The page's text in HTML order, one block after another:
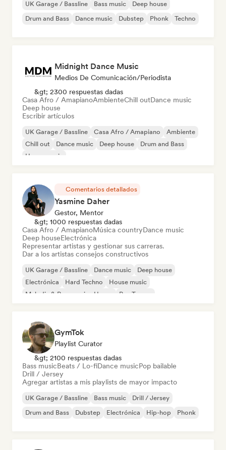
UK Garage / Bassline Bass music
Deep house
Drum and Bass
Dance music Dubstep Phonk Techno
Midnight Dance Music
Medios De Comunicación/Periodista
&gt; 2300 respuestas dadas
Casa Afro / AmapianoAmbienteChill outDance music
Deep house
Escribir artículos
UK Garage / Bassline Casa Afro / Amapiano
Ambiente
Chill out
Dance music Deep house
Drum and Bass
House music
Comentarios detallados
Yasmine Daher
Gestor, Mentor
&gt; 1000 respuestas dadas
Casa Afro / AmapianoMúsica countryDance music
Deep houseElectrónica
Representar artistas y gestionar sus carreras.
Dar a los artistas consejos constructivos
UK Garage / Bassline Dance music
Deep house
Electrónica
Hard Techno
House music
Melodic & Progressive House
Psy-Trance
GymTok
Playlist Curator
&gt; 2100 respuestas dadas
Bass musicBeats / Lo-fiDance musicPop bailable
Drill / Jersey
Agregar artistas a mis playlists de mayor impacto
UK Garage / Bassline Bass music
Drill / Jersey
Drum and Bass
Dubstep Electrónica Hip-hop Phonk